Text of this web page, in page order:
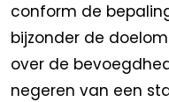
conform de
bijzonder de
over de
negeren van een